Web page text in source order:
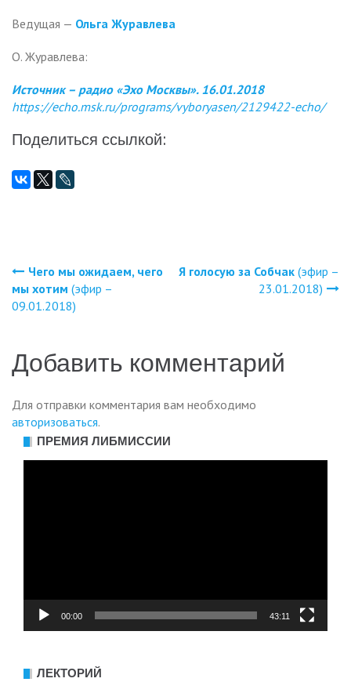
Ведущая — Ольга Журавлева
О. Журавлева:
Источник – радио «Эхо Москвы». 16.01.2018
https://echo.msk.ru/programs/vyboryasen/2129422-echo/
Поделиться ссылкой:
Навигация
по
записям
Чего мы ожидаем, чего
мы хотим (эфир –
09.01.2018)
Я голосую за Собчак (эфир –
23.01.2018)
Добавить комментарий
Для отправки комментария вам необходимо
авторизоваться.
ПРЕМИЯ ЛИБМИССИИ
00:00 43:11
ЛЕКТОРИЙ